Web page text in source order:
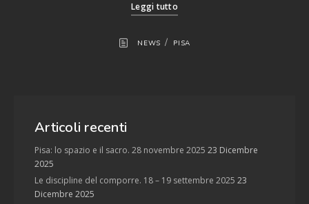
Leggi tutto
NEWS / PISA
Articoli recenti
Pisa: lo spazio e il sacro. 28 novembre 2025 23 Dicembre
2025
Le discipline del comporre. 18 – 19 settembre 2025 23
Dicembre 2025